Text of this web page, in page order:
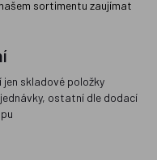
sortimentu zaujímat
jen skladové položky
ostatní dle dodací